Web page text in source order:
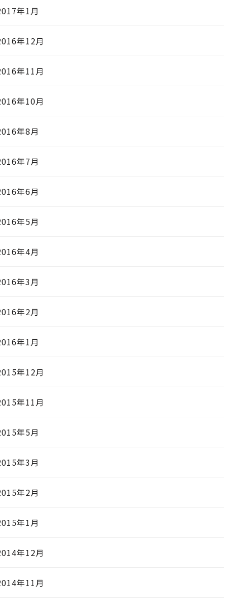
年1月
年12月
年11月
年10月
年8月
年7月
年6月
年5月
年4月
年3月
年2月
年1月
年12月
年11月
年5月
年3月
年2月
年1月
年12月
年11月